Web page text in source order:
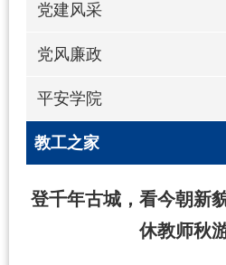
党建风采
党风廉政
平安学院
教工之家
登千年古城，看今朝
休教师秋